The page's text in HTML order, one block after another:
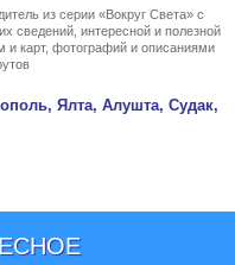
из серии «Вокруг Света» с
сведений, интересной и полезной
и карт, фотографий и описаниями
Ялта, Алушта, Судак,